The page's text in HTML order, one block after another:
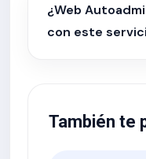
¿Web
con este
También te